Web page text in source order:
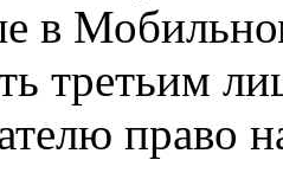
в
третьим
право